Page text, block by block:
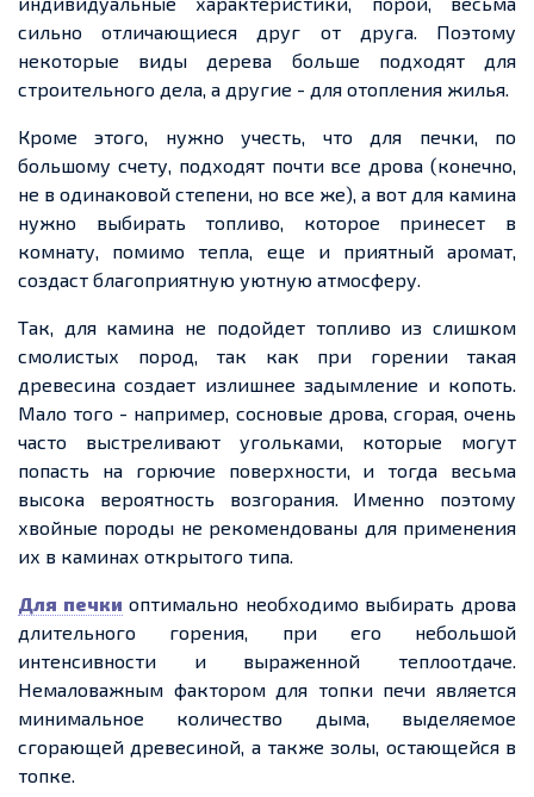
сильно отличающиеся друг от друга. Поэтому
некоторые виды дерева больше подходят для
строительного дела, а другие - для отопления жилья.
Кроме этого, нужно учесть, что для печки, по
большому счету, подходят почти все дрова (конечно,
не в одинаковой степени, но все же), а вот для камина
нужно выбирать топливо, которое принесет в
комнату, помимо тепла, еще и приятный аромат,
создаст благоприятную уютную атмосферу.
Так, для камина не подойдеттопливо из слишком
смолистых пород, так как при горении такая
древесинасоздает излишнее задымление и копоть.
Мало того - например, сосновые дрова, сгорая, очень
часто выстреливают угольками, которые могут
попасть на горючие поверхности, и тогда весьма
высока вероятность возгорания. Именно поэтому
хвойные породы не рекомендованы для применения
их в каминах открытого типа.
Для печки оптимально необходимо выбирать дрова
длительного горения, при его небольшой
интенсивности и выраженной теплоотдаче.
Немаловажным фактором для топки печи является
минимальное количество дыма, выделяемое
сгорающей древесиной, а также золы, остающейся в
топке.